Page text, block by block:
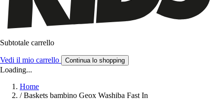
Subtotale carrello
Vedi il mio carrello Continua lo shopping
Loading...
Home
/ Baskets bambino Geox Washiba Fast In